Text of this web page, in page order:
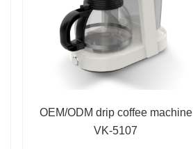
OEM/ODM drip coffee machine
VK-5107